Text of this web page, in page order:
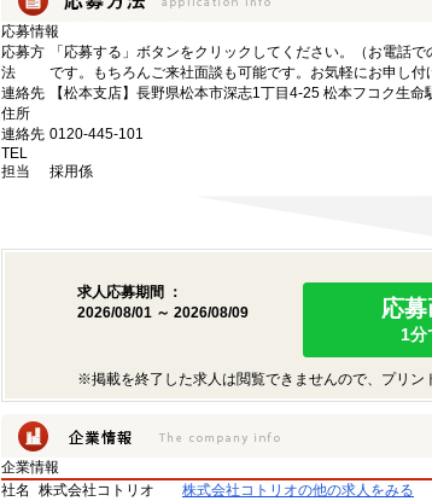
応募情報
応募方
法
「応募する」ボタンをクリックしてください。（お電話
です。もちろんご来社面談も可能です。お気軽にお申し付
連絡先
住所
【松本支店】長野県松本市深志1丁目4-25 松本フコク生命
連絡先
TEL
0120-445-101
担当 採用係
求人応募期間 ：
2026/08/01 ～ 2026/08/09
応
1分
※掲載を終了した求人は閲覧できませんので、プリン
企業情報
社名
株式会社コトリオ
株式会社コトリオの他の求人をみる